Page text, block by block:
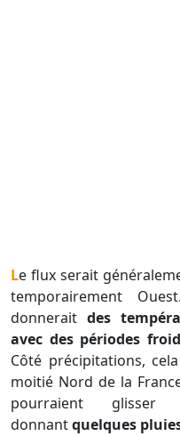
Le flux serait généralement orienté au Sud-Ouest voire
temporairement
donnerait des
avec des périodes
Côté précipitations,
moitié Nord de la
pourraient
donnantquelques